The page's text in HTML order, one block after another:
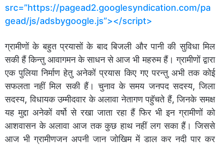
src=”https://pagead2.googlesyndication.com/pa
gead/js/adsbygoogle.js”></script>
ग्रामीणों के बहुत प्रयासों के बाद बिजली और पानी की सुविधा मिल
सकी हैं किन्तु आवागमन के साधन से आज भी महरुम हैं। ग्रामीणों द्वारा
एक पुलिया निर्माण हेतु अनेकों प्रयास किए गए परन्तु अभी तक कोई
सफलता नहीं मिल सकी हैं। चुनाव के समय जनपद सदस्य, जिला
सदस्य, विधायक उम्मीदवार के अलावा नेतागण पहुॅचते हैं, जिनके समक्ष
यह मुद्दा अनेकों वर्षो से रखा जाता रहा हैं फिर भी इन ग्रामीणों को
आशवासन के अलावा आज तक कुछ हाथ नहीं लग सका हैं। जिससे
आज भी ग्रामीणजन अपनी जान जोखिम में डाल कर नदी पार कर